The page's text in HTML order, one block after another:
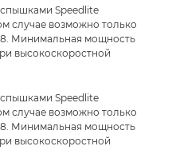
Speedlite
случае возможно только
Минимальная мощность
высокоскоростной
Speedlite
случае возможно только
Минимальная мощность
высокоскоростной